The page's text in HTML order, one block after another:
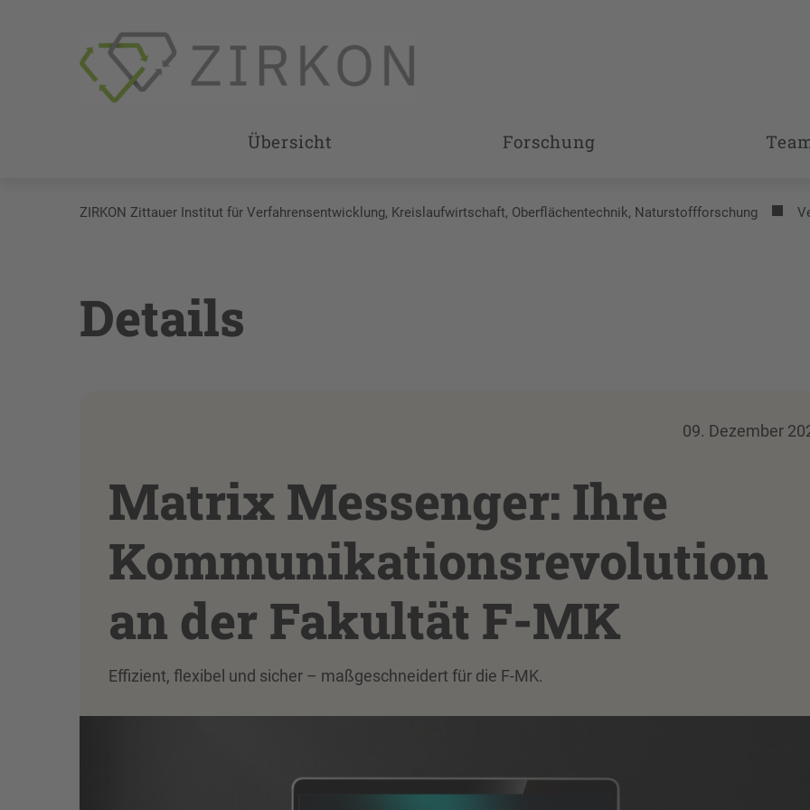
Übersicht Forschung
ZIRKON Zittauer Institut für Verfahrensentwicklung, Kreislaufwirtschaft, Oberflächentechnik, Naturstoffforschung
Details
09. Dezember
Matrix Messenger: Ihre
Kommunikationsrevolution
an der Fakultät F-MK
Effizient, flexibel und sicher – maßgeschneidert für die F-MK.